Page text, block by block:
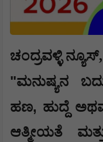
ಚಂದ್ರವಳ್ಳಿ
"ಮನುಷ್ಯನ
ಹಣ, ಹುದ್ದೆ
ಆತ್ಮೀಯತೆ